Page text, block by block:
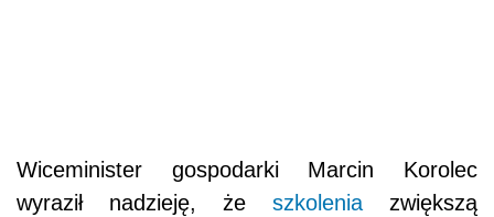
Wiceminister gospodarki Marcin Korolec
wyraził nadzieję, że szkoleniazwiększą